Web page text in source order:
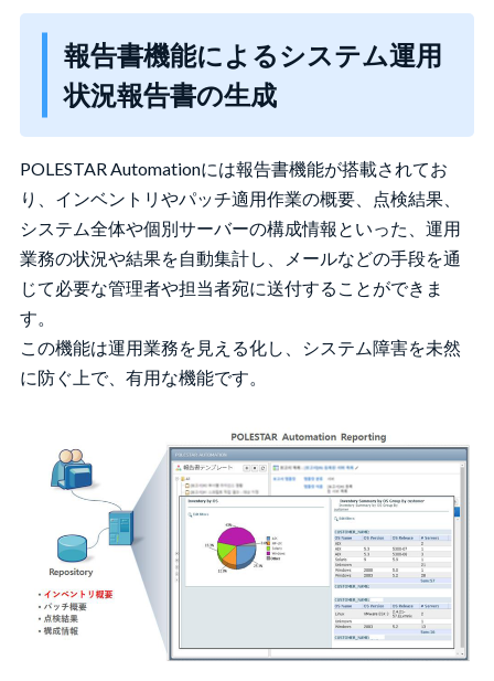
報告書機能によるシステム運用
状況報告書の生成
POLESTAR Automationには報告書機能が搭載されてお
り、インベントリやパッチ適用作業の概要、点検結果、
システム全体や個別サーバーの構成情報といった、運用
業務の状況や結果を自動集計し、メールなどの手段を通
じて必要な管理者や担当者宛に送付することができま
す。
この機能は運用業務を見える化し、システム障害を未然
に防ぐ上で、有用な機能です。